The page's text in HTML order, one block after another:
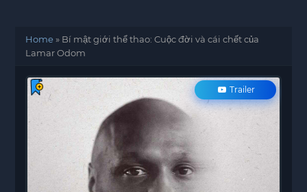
Home» Bí mật giới thể thao: Cuộc đời và cái chết của
Lamar Odom
Trailer